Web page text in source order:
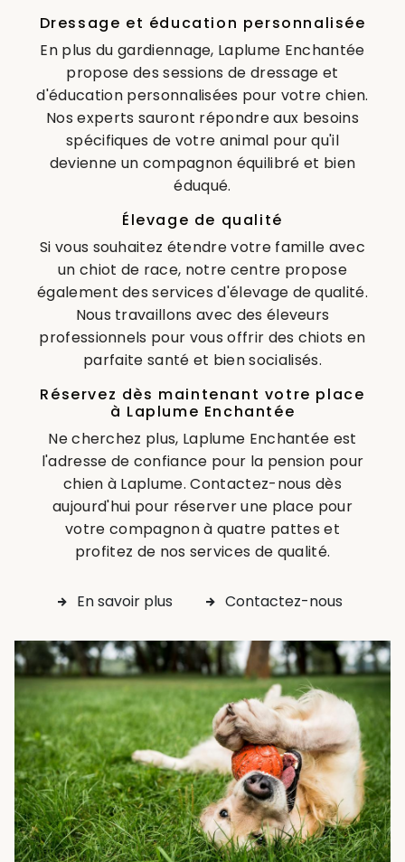
Dressage et éducation personnalisée
En plus du gardiennage, Laplume Enchantée
propose des sessions de dressage et
d'éducation personnalisées pour votre chien.
Nos experts sauront répondre aux besoins
spécifiques de votre animal pour qu'il
devienne un compagnon équilibré et bien
éduqué.
Élevage de qualité
Si vous souhaitez étendre votre famille avec
un chiot de race, notre centre propose
également des services d'élevage de qualité.
Nous travaillons avec des éleveurs
professionnels pour vous offrir des chiots en
parfaite santé et bien socialisés.
Réservez dès maintenant votre place
à Laplume Enchantée
Ne cherchez plus, Laplume Enchantée est
l'adresse de confiance pour la pension pour
chien à Laplume. Contactez-nous dès
aujourd'hui pour réserver une place pour
votre compagnon à quatre pattes et
profitez de nos services de qualité.
En savoir plus Contactez-nous